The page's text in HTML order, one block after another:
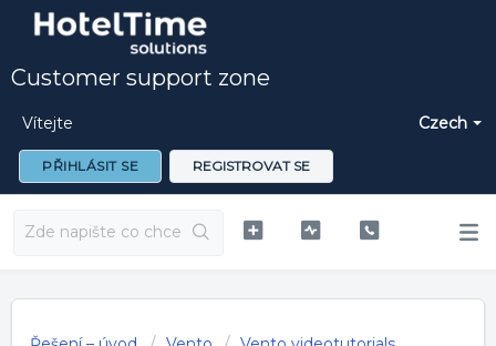
Customer support zone
Czech
Vítejte
PŘIHLÁSIT SE REGISTROVAT SE